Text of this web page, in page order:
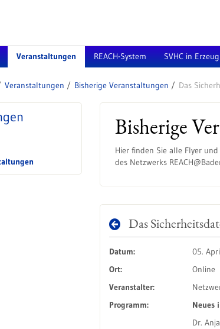
Veranstaltungen REACH-System SVHC in
Veranstaltungen Bisherige Veranstaltungen Das
Bisherige
Hier finden Sie alle Flyer
des Netzwerks
Das
Datum:
05.
Ort:
Online
Veranstalter:
Programm:
Neues
Dr.